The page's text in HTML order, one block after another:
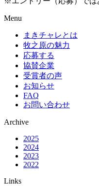
Menu
まきチャレとは
牧之原の魅力
応募する
協賛企業
受賞者の声
お知らせ
FAQ
お問い合わせ
Archive
2025
2024
2023
2022
Links